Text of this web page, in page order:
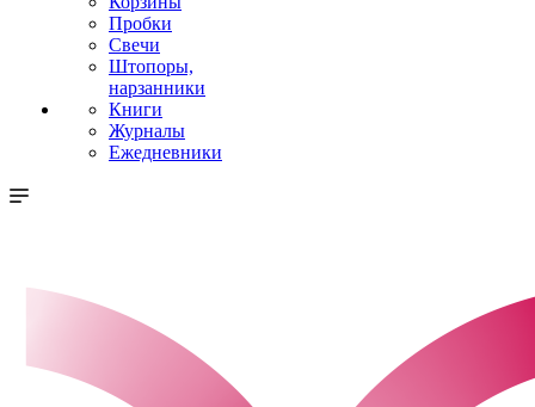
Пробки
Свечи
Штопоры,
нарзанники
Книги
Журналы
Ежедневники